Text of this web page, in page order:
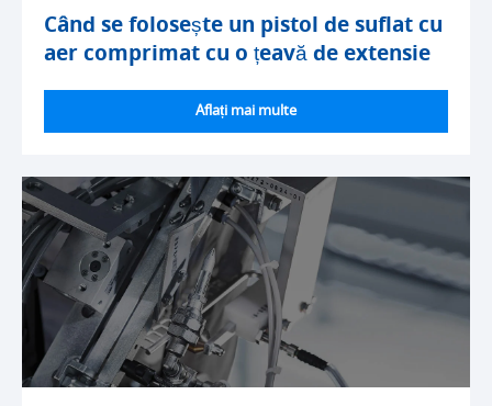
Când se folosește un pistol de suflat cu
aer comprimat cu o țeavă de extensie
Aflați mai multe